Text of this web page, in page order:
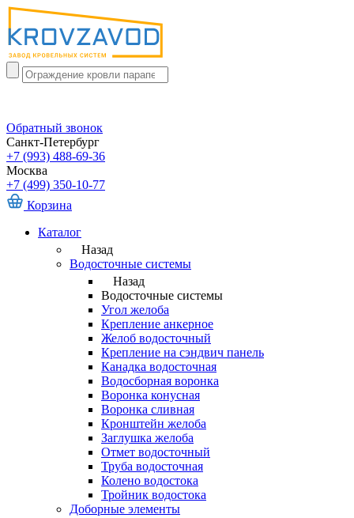
Обратный звонок
Санкт-Петербург
+7 (993) 488-69-36
Москва
+7 (499) 350-10-77
Корзина
Каталог
Назад
Водосточные системы
Назад
Водосточные системы
Угол желоба
Крепление анкерное
Желоб водосточный
Крепление на сэндвич панель
Канадка водосточная
Водосборная воронка
Воронка конусная
Воронка сливная
Кронштейн желоба
Заглушка желоба
Отмет водосточный
Труба водосточная
Колено водостока
Тройник водостока
Доборные элементы